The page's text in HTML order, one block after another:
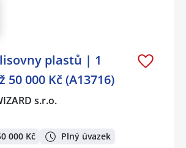
plastů | 1
000 Kč (A13716)
s.r.o.
000 Kč Plný úvazek